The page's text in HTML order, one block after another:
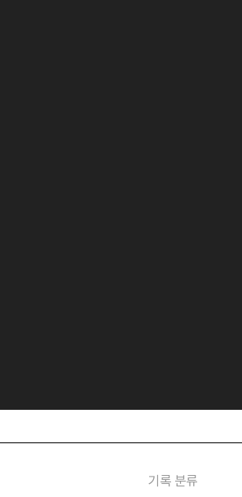
기록 분류